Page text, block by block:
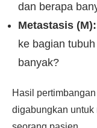
dan berapa
Metastasis (M):
ke bagian
banyak?
Hasil
digabungkan untuk